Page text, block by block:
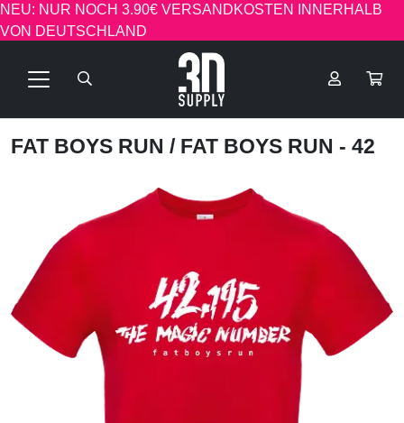
NEU: NUR NOCH 3.90€ VERSANDKOSTEN INNERHALB
VON DEUTSCHLAND
FAT BOYS RUN / FAT BOYS RUN - 42